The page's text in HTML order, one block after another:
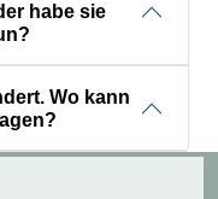
habe sie
Wo kann